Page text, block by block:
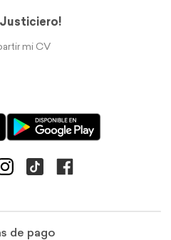
Justiciero!
mi CV
de pago